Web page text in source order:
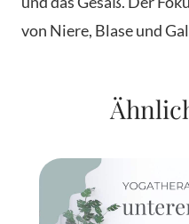
von Niere, Blase und